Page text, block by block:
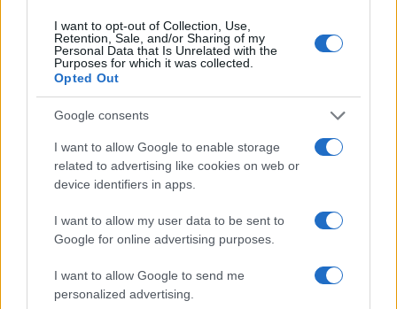
I want to opt-out of Collection, Use,
Retention, Sale, and/or Sharing of my
Personal Data that Is Unrelated with the
Purposes for which it was collected.
Opted Out
Google consents
I want to allow Google to enable storage
related to advertising like cookies on web or
device identifiers in apps.
I want to allow my user data to be sent to
Google for online advertising purposes.
I want to allow Google to send me
personalized advertising.
Scopri Noto: guida alla città barocca più elegante della
Matteo Pellegrino · 9 Ago 2026